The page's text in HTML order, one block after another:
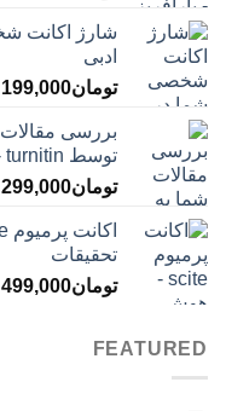
ادبی
تومان199,000
توسط turnitin - بررسی میزان هوش مصنوعی مقاله
تومان299,000
تحقیقات
تومان499,000
FEATURED